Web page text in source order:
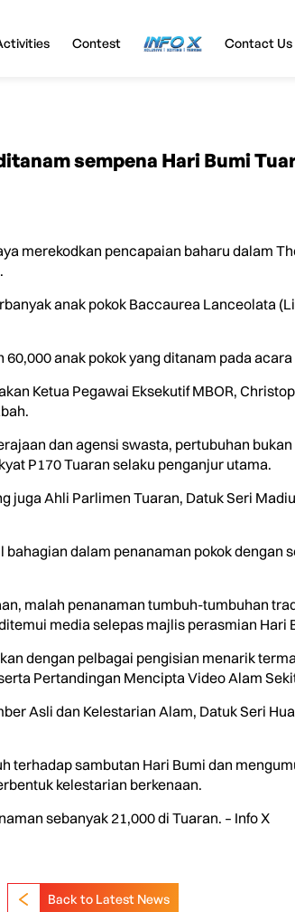
Contest InfoX Contact Us
sempena Hari Bumi
merekodkan pencapaian baharu dalam
anak pokok Baccaurea Lanceolata
anak pokok yang ditanam pada
Ketua Pegawai Eksekutif MBOR,
dan agensi swasta, pertubuhan
P170 Tuaran selaku penganjur utama.
juga Ahli Parlimen Tuaran, Datuk Seri
dalam penanaman pokok dengan
malah penanaman tumbuh-tumbuhan
media selepas majlis perasmian Hari
dengan pelbagai pengisian menarik
Pertandingan Mencipta Video Alam
Asli dan Kelestarian Alam, Datuk Seri
terhadap sambutan Hari Bumi dan
kelestarian berkenaan.
sebanyak 21,000 di Tuaran. – Info X
Back to Latest News